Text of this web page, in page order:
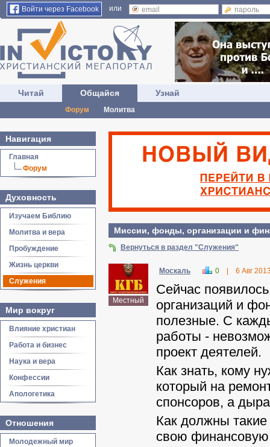
Войти через Facebook или
Читай Общайся
Форум Молитва
Узнай
Навигация
Главная
Форум
Духовность
Изучаем Библию
Молитва и вера
Пробуждение
Жизнь церкви
Служения
Мир вокруг
Влияние христиан
Работа и бизнес
Наука и вера
Конфессии
Апологетика
Отношения
Молодежный мир
Миссии, фонды, организации и
Вернуться в раздел "Служения"
Местный
Москаль 0 6 Авг
Сейчас
организаций и
полезные. С
работы -
проект деятелей.
Как знать, кому
который на
спонсоров, а
Как должны такие
свою